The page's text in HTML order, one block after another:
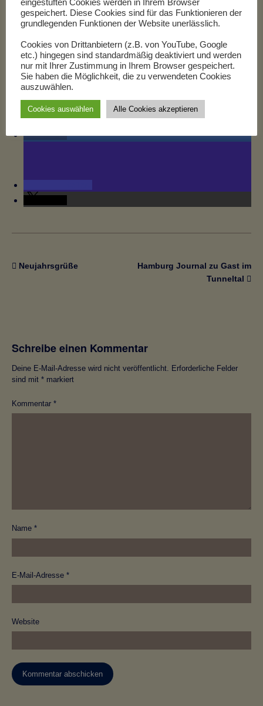
noch nicht verraten!
gemacht!
RSS-feed
teilen
teilen
Neujahrsgrüße
Hamburg Journal zu Gast im
Tunneltal
Schreibe einen Kommentar
Deine E-Mail-Adresse wird nicht veröffentlicht.
Erforderliche Felder
sind mit * markiert
Kommentar *
Name *
E-Mail-Adresse *
Website
eingestuften Cookies werden in Ihrem Browser
gespeichert. Diese Cookies sind für das Funktionieren der
grundlegenden Funktionen der Website unerlässlich.
Cookies von Drittanbietern (z.B. von YouTube, Google
etc.) hingegen sind standardmäßig deaktiviert und werden
nur mit Ihrer Zustimmung in Ihrem Browser gespeichert.
Sie haben die Möglichkeit, die zu verwendeten Cookies
auszuwählen.
Cookies auswählen Alle Cookies akzeptieren